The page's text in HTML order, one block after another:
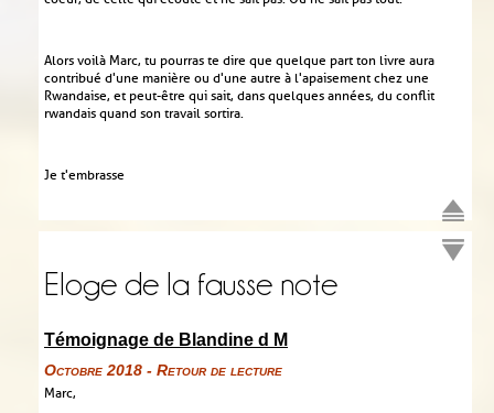
Alors voilà Marc, tu pourras te dire que quelque part ton livre aura
contribué d'une manière ou d'une autre à l'apaisement chez une
Rwandaise, et peut-être qui sait, dans quelques années, du conflit
rwandais quand son travail sortira.
Je t'embrasse
Eloge de la fausse note
Témoignage de Blandine d M
Octobre 2018 - Retour de lecture
Marc,